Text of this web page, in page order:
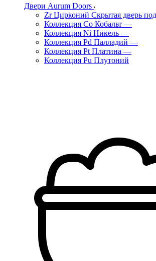
Двери Aurum Doors
Zr Цирконий Скрытая дверь
Коллекция Co Кобальт —
Коллекция Ni Никель —
Коллекция Pd Палладий —
Коллекция Pt Платина —
Коллекция Pu Плутоний